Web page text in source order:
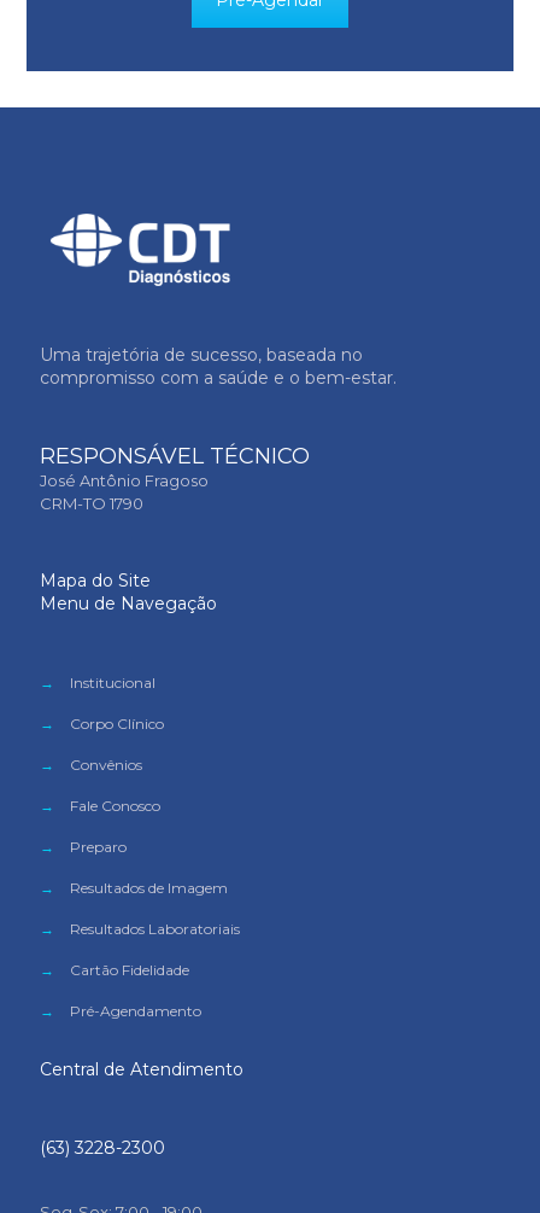
Uma trajetória de sucesso, baseada no
compromisso com a saúde e o bem-estar.
RESPONSÁVEL TÉCNICO
José Antônio Fragoso
CRM-TO 1790
Mapa do Site
Menu de Navegação
→ Institucional
→ Corpo Clínico
→ Convênios
→ Fale Conosco
→ Preparo
→ Resultados de Imagem
→ Resultados Laboratoriais
→ Cartão Fidelidade
→ Pré-Agendamento
Central de Atendimento
(63) 3228-2300